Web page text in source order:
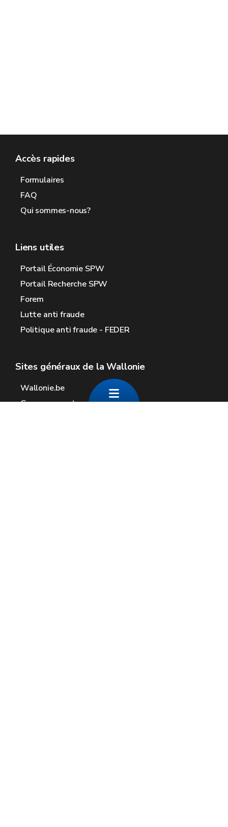
Accès rapides
Formulaires
FAQ
Qui sommes-nous?
Liens utiles
Portail Économie SPW
Portail Recherche SPW
Forem
Lutte anti fraude
Politique anti fraude - FEDER
Sites généraux de la Wallonie
Wallonie.be
Gouvernement wallon